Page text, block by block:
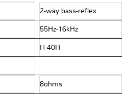
2-way bass-reflex
55Hz-16kHz
H 40H
8ohms